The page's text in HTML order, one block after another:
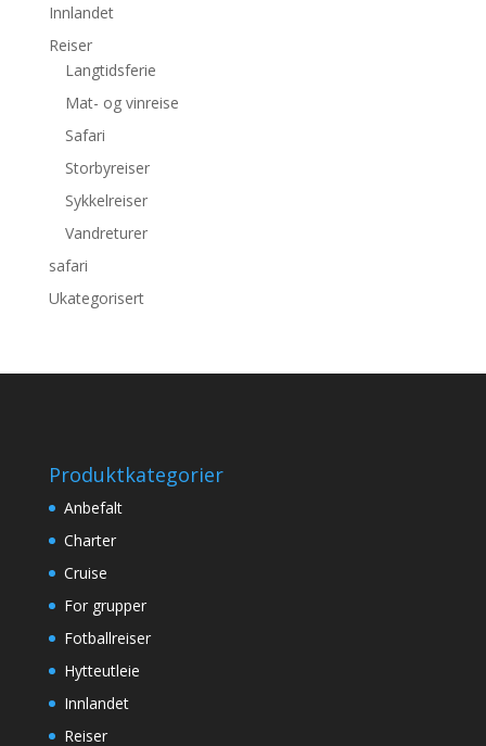
Innlandet
Reiser
Langtidsferie
Mat- og vinreise
Safari
Storbyreiser
Sykkelreiser
Vandreturer
safari
Ukategorisert
Produktkategorier
Anbefalt
Charter
Cruise
For grupper
Fotballreiser
Hytteutleie
Innlandet
Reiser